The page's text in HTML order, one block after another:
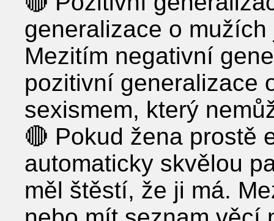
generalizace o
Mezitím negativní
pozitivní generalizace
sexismem, který
🔴 Pokud žena prostě
automaticky skvělou
měl štěstí, že ji má.